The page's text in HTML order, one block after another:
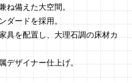
ね備えた大空間。
ダードを採用。
具を配置し、大理石調の床材カ
デザイナー仕上げ。